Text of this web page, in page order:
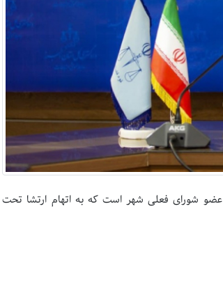
شورای فعلی شهر است که به اتهام ارتشا تحت